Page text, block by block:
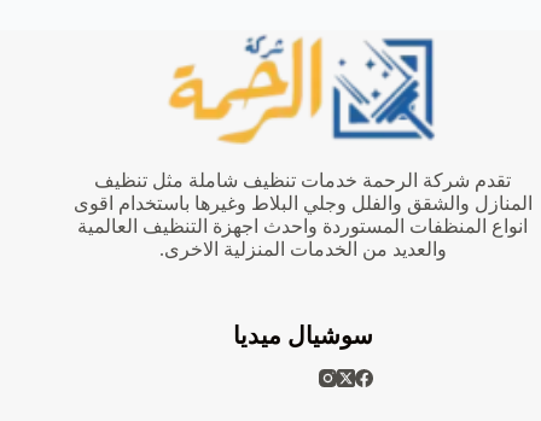
تقدم شركة الرحمة خدمات تنظيف شاملة مثل تنظيف
المنازل والشقق والفلل وجلي البلاط وغيرها باستخدام اقوى
انواع المنظفات المستوردة واحدث اجهزة التنظيف العالمية
والعديد من الخدمات المنزلية الاخرى.
سوشيال ميديا